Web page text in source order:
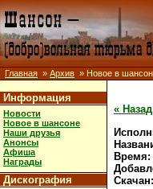
Главная » Архив » Новое в
Информация
Новости
Новое в шансоне
Наши друзья
Анонсы
Афиша
Награды
Дискография
« Назад
Время:
Скачан: